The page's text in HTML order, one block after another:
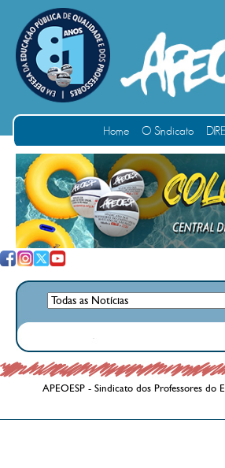
Home O Sindicato
APEOESP - Sindicato dos Professores